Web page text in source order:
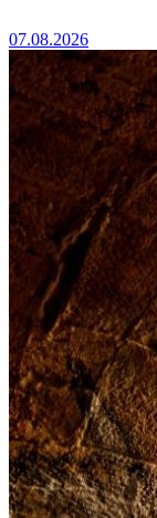
07.08.2026